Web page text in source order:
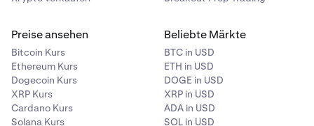
Preise ansehen
Bitcoin Kurs
Ethereum Kurs
Dogecoin Kurs
XRP Kurs
Cardano Kurs
Solana Kurs
Beliebte Märkte
BTC in USD
ETH in USD
DOGE in USD
XRP in USD
ADA in USD
SOL in USD